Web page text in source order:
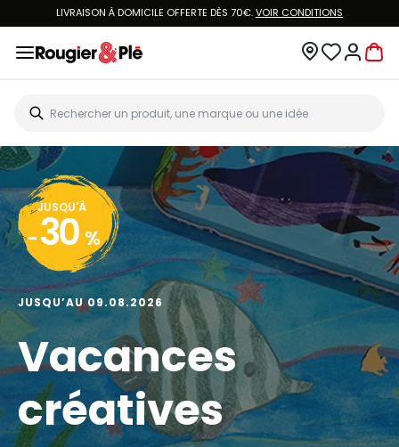
LIVRAISON À DOMICILE OFFERTE DÈS 70€.VOIR CONDITIONS
JUSQU'À
- 30 %
JUSQU’AU 09.08.2026
Vacances
créatives